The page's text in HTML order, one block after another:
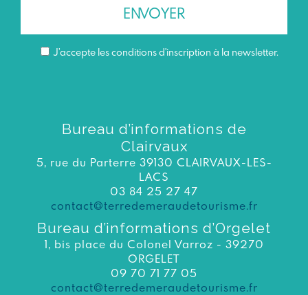
J’accepte les conditions d'inscription à la newsletter.
Bureau d’informations de
Clairvaux
5, rue du Parterre 39130 CLAIRVAUX-LES-
LACS
03 84 25 27 47
contact@terredemeraudetourisme.fr
Bureau d’informations d’Orgelet
1, bis place du Colonel Varroz - 39270
ORGELET
09 70 71 77 05
contact@terredemeraudetourisme.fr